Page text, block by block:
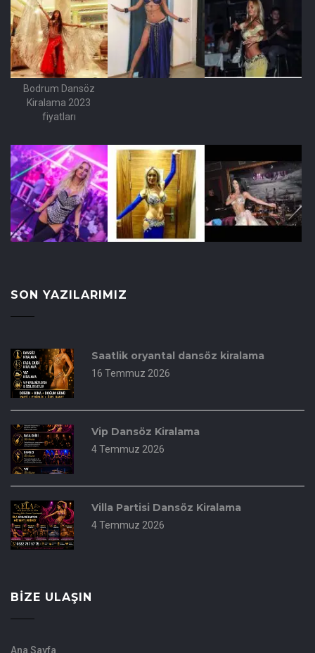
Bodrum Dansöz
Kiralama 2023
fiyatları
SON YAZILARIMIZ
Saatlik oryantal dansöz kiralama
16 Temmuz 2026
Vip Dansöz Kiralama
4 Temmuz 2026
Villa Partisi Dansöz Kiralama
4 Temmuz 2026
BIZE ULAŞIN
Ana Sayfa